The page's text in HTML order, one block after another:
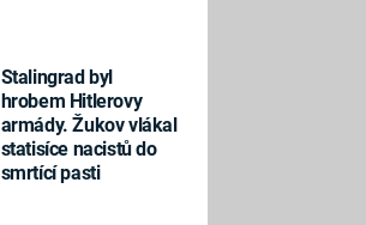
Stalingrad byl
hrobem Hitlerovy
armády. Žukov vlákal
statisíce nacistů do
smrtící pasti